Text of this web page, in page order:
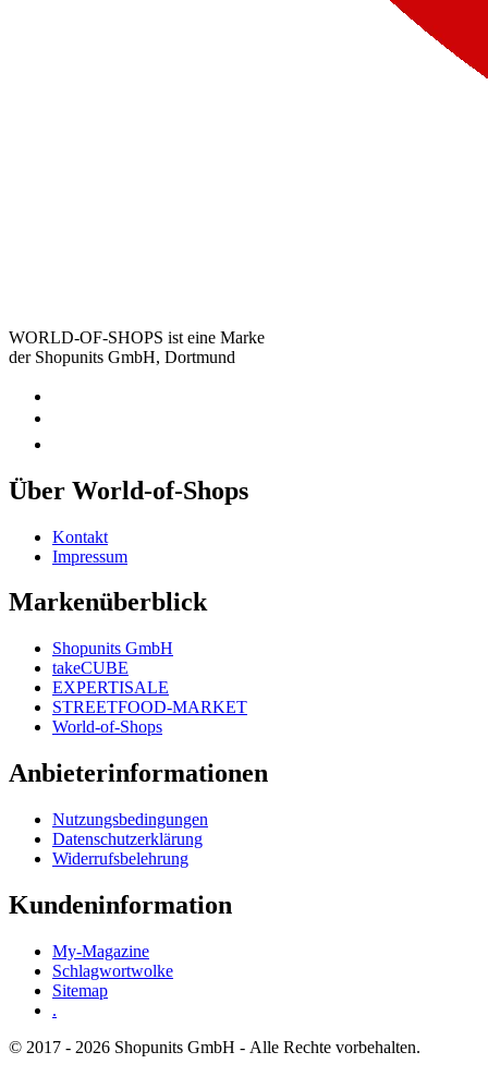
WORLD-OF-SHOPS ist eine Marke
der Shopunits GmbH, Dortmund
Über World-of-Shops
Kontakt
Impressum
Markenüberblick
Shopunits GmbH
takeCUBE
EXPERTISALE
STREETFOOD-MARKET
World-of-Shops
Anbieterinformationen
Nutzungsbedingungen
Datenschutzerklärung
Widerrufsbelehrung
Kundeninformation
My-Magazine
Schlagwortwolke
Sitemap
.
© 2017 - 2026 Shopunits GmbH - Alle Rechte vorbehalten.